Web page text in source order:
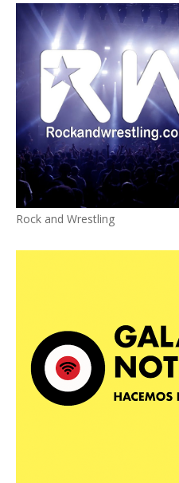
Rock and Wrestling